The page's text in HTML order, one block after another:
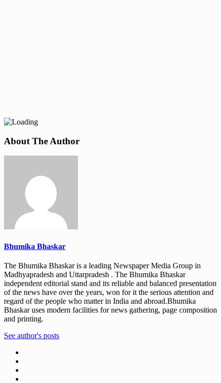
About The Author
Bhumika Bhaskar
The Bhumika Bhaskar is a leading Newspaper Media Group in
Madhyapradesh and Uttarpradesh . The Bhumika Bhaskar
independent editorial stand and its reliable and balanced presentation
of the news have over the years, won for it the serious attention and
regard of the people who matter in India and abroad.Bhumika
Bhaskar uses modern facilities for news gathering, page composition
and printing.
See author's posts